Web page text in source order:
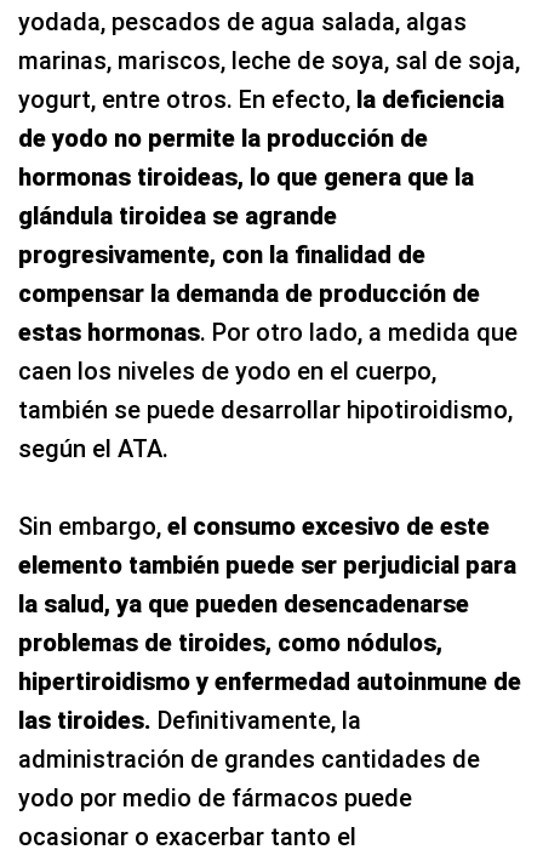
yodada, pescados de agua salada, algas
marinas, mariscos, leche de soya, sal de soja,
yogurt, entre otros. En efecto, la deficiencia
de yodo no permite la producción de
hormonas tiroideas, lo que genera que la
glándula tiroidea se agrande
progresivamente, con la finalidad de
compensar la demanda de producción de
estas hormonas. Por otro lado, a medida que
caen los niveles de yodo en el cuerpo,
también se puede desarrollar hipotiroidismo,
según el ATA.
Sin embargo, el consumo excesivo de este
elemento también puede ser perjudicial para
la salud, ya que pueden desencadenarse
problemas de tiroides, como nódulos,
hipertiroidismo y enfermedad autoinmune de
las tiroides. Definitivamente, la
administración de grandes cantidades de
yodo por medio de fármacos puede
ocasionar o exacerbar tanto el